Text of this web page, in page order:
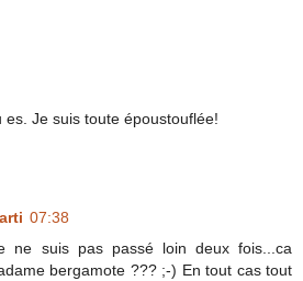
es. Je suis toute époustouflée!
07:38
ne suis pas passé loin deux fois...ca
bergamote ??? ;-) En tout cas tout